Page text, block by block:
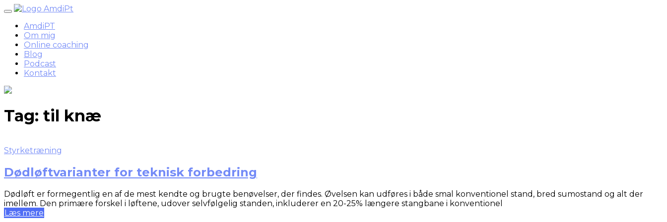
Skip
contentAmdiPT
Om mig
Online coaching
Blog
Podcast
Kontakt
Tag: til knæ
Styrketræning
Dødløftvarianter for teknisk forbedring
Dødløft er formegentlig en af de mest kendte og brugte benøvelser, der findes. Øvelsen kan udføres i både smal konventionel stand, bred sumostand og alt der
imellem. Den primære forskel i løftene, udover selvfølgelig standen, inkluderer en 20-25% længere stangbane i konventionel
Læs mere